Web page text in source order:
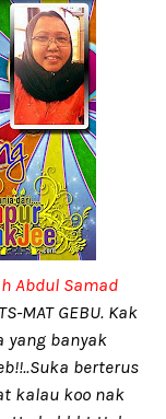
Abdul Samad
MAT GEBU. Kak
yang banyak
berterus
kalau koo nak